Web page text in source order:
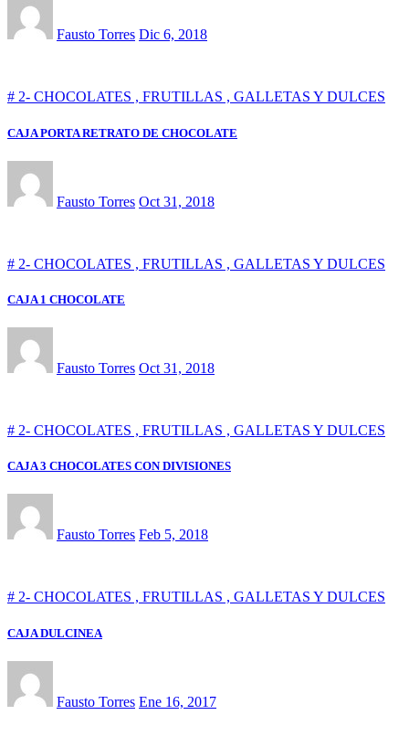
Fausto Torres Dic 6, 2018
# 2- CHOCOLATES , FRUTILLAS , GALLETAS Y DULCES
CAJA PORTA RETRATO DE CHOCOLATE
Fausto Torres Oct 31, 2018
# 2- CHOCOLATES , FRUTILLAS , GALLETAS Y DULCES
CAJA 1 CHOCOLATE
Fausto Torres Oct 31, 2018
# 2- CHOCOLATES , FRUTILLAS , GALLETAS Y DULCES
CAJA 3 CHOCOLATES CON DIVISIONES
Fausto Torres Feb 5, 2018
# 2- CHOCOLATES , FRUTILLAS , GALLETAS Y DULCES
CAJA DULCINEA
Fausto Torres Ene 16, 2017